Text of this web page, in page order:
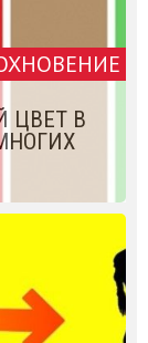
ЦВЕТ В